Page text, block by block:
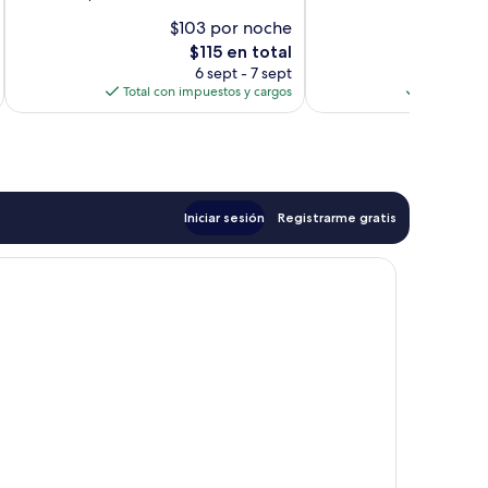
$103 por noche
El
precio
actual
es
$115 en total
6 sept - 7 sept
Total con impuestos y cargos
Iniciar sesión Registrarme gratis